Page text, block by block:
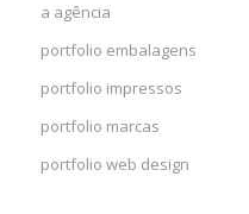
a agência
portfolio embalagens
portfolio impressos
portfolio marcas
portfolio web design